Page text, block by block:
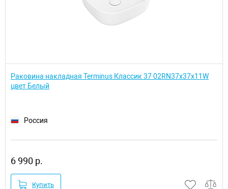
Раковина накладная Terminus Классик 37 02RN37x37x11W
цвет Белый
Россия
6 990 р.
Купить